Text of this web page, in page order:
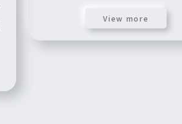
View more